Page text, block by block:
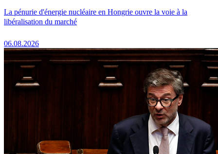
La pénurie d'énergie nucléaire en Hongrie ouvre la voie à la
libéralisation du marché
06.08.2026